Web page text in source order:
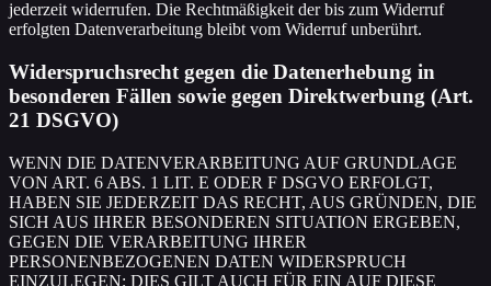
jederzeit widerrufen. Die Rechtmäßigkeit der bis zum Widerruf
erfolgten Datenverarbeitung bleibt vom Widerruf unberührt.
Widerspruchsrecht gegen die Datenerhebung in
besonderen Fällen sowie gegen Direktwerbung (Art.
21 DSGVO)
WENN DIE DATENVERARBEITUNG AUF GRUNDLAGE
VON ART. 6 ABS. 1 LIT. E ODER F DSGVO ERFOLGT,
HABEN SIE JEDERZEIT DAS RECHT, AUS GRÜNDEN, DIE
SICH AUS IHRER BESONDEREN SITUATION ERGEBEN,
GEGEN DIE VERARBEITUNG IHRER
PERSONENBEZOGENEN DATEN WIDERSPRUCH
EINZULEGEN; DIES GILT AUCH FÜR EIN AUF DIESE